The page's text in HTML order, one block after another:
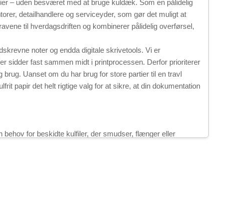
– uden besværet med at bruge kuldæk. Som en pålidelig
detailhandlere og serviceyder, som gør det muligt at
til hverdagsdriften og kombinerer pålidelig overførsel,
noter og endda digitale skrivetools. Vi er
sidder fast sammen midt i printprocessen. Derfor prioriterer
Uanset om du har brug for store partier til en travl
papir det helt rigtige valg for at sikre, at din dokumentation
for beskidte kulfiler, der smudser, flænger eller
og virksomhedskopi), kvitteringer (kundekopi og
risiko for, at blæk overføres til hænder, tøj eller andre
af information og undgår frustration over uforståelige